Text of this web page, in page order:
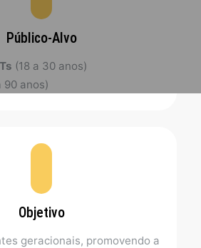
Público-Alvo
(18 a 30 anos)
90 anos)
Objetivo
geracionais, promovendo a